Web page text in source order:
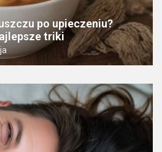
po upieczeniu?
triki